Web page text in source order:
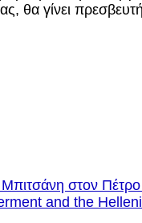
θα γίνει
Μπιτσάνη στον
and the